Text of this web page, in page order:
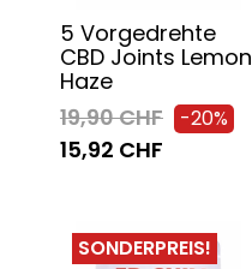
5 Vorgedrehte
CBD Joints Lemon
Haze
19,90 CHF
-20%
15,92 CHF
SONDERPREIS!